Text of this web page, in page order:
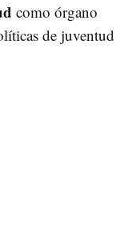
como órgano
de juventud